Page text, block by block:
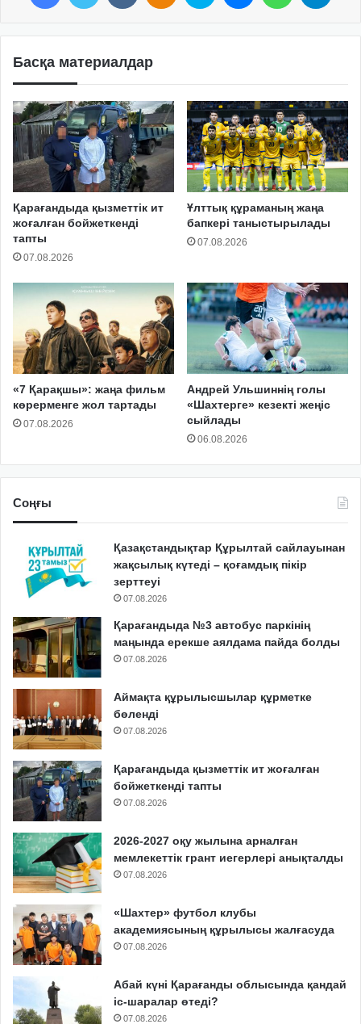
Басқа материалдар
Қарағандыда қызметтік ит
жоғалған бойжеткенді
тапты
07.08.2026
Ұлттық құраманың жаңа
бапкері таныстырылады
07.08.2026
«7 Қарақшы»: жаңа фильм
көрерменге жол тартады
07.08.2026
Андрей Ульшиннің голы
«Шахтерге» кезекті жеңіс
сыйлады
06.08.2026
Соңғы
Қазақстандықтар Құрылтай сайлауынан
жақсылық күтеді – қоғамдық пікір
зерттеуі
07.08.2026
Қарағандыда №3 автобус паркінің
маңында ерекше аялдама пайда болды
07.08.2026
Аймақта құрылысшылар құрметке
бөленді
07.08.2026
Қарағандыда қызметтік ит жоғалған
бойжеткенді тапты
07.08.2026
2026-2027 оқу жылына арналған
мемлекеттік грант иегерлері анықталды
07.08.2026
«Шахтер» футбол клубы
академиясының құрылысы жалғасуда
07.08.2026
Абай күні Қарағанды облысында қандай
іс-шаралар өтеді?
07.08.2026